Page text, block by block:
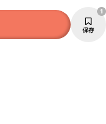
保存
1